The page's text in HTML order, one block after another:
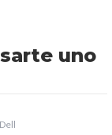
uno
Dell